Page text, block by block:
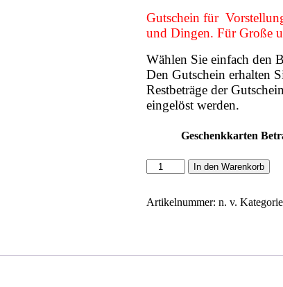
Gutschein für
und Dingen. Für Große
Wählen Sie einfach den
Den Gutschein erhalten
Restbeträge der
eingelöst werden.
Geschenkkarten
Theatergutschein
Menge
In den Warenkorb
Artikelnummer: n. v.